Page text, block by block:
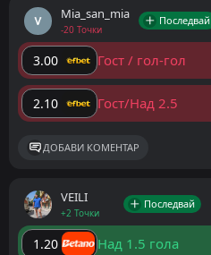
Mia_san_mia
-20 Точки
Последвай
3.00 Гост / гол-гол
2.10 Гост/Над 2.5
ДОБАВИ КОМЕНТАР
VEILI
+2 Точки
Последвай
1.20 Над 1.5 гола